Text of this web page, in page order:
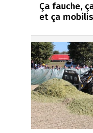
Ça fauche,
et ça